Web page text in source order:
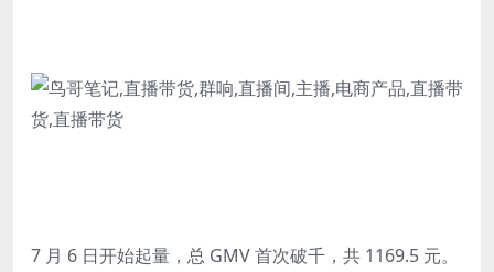
7 月 6 日开始起量，总 GMV 首次破千，共 1169.5 元。